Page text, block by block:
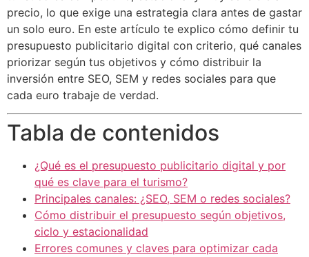
precio, lo que exige una estrategia clara antes de gastar
un solo euro. En este artículo te explico cómo definir tu
presupuesto publicitario digital con criterio, qué canales
priorizar según tus objetivos y cómo distribuir la
inversión entre SEO, SEM y redes sociales para que
cada euro trabaje de verdad.
Tabla de contenidos
¿Qué es el presupuesto publicitario digital y por
qué es clave para el turismo?
Principales canales: ¿SEO, SEM o redes sociales?
Cómo distribuir el presupuesto según objetivos,
ciclo y estacionalidad
Errores comunes y claves para optimizar cada